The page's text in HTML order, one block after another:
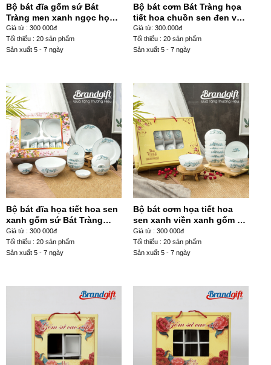
Bộ bát đĩa gốm sứ Bát
Tràng men xanh ngọc họa
tiết vẽ bèo BĐ-37
Giá từ : 300 000đ
Tối thiểu : 20 sản phẩm
Sản xuất 5 - 7 ngày
Bộ bát cơm Bát Tràng họa
tiết hoa chuồn sen đen vẽ
tay BC10-34
Giá từ: 300.000đ
Tối thiểu : 20 sản phẩm
Sản xuất 5 - 7 ngày
Bộ bát đĩa họa tiết hoa sen
xanh gốm sứ Bát Tràng
BD11-15
Giá từ : 300 000đ
Tối thiểu : 20 sản phẩm
Sản xuất 5 - 7 ngày
Bộ bát cơm họa tiết hoa
sen xanh viền xanh gốm sứ
Bát Tràng BC10-31
Giá từ : 300 000đ
Tối thiểu : 20 sản phẩm
Sản xuất 5 - 7 ngày